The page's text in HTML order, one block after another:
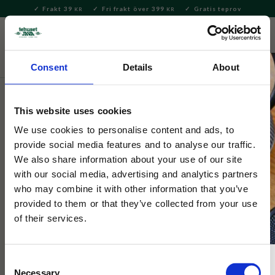
Consent Details About
This website uses cookies
We use cookies to personalise content and ads, to
provide social media features and to analyse our traffic.
We also share information about your use of our site
with our social media, advertising and analytics partners
who may combine it with other information that you’ve
provided to them or that they’ve collected from your use
of their services.
Necessary
Meny
Frakt 39 KR Fri frakt över 399 KR Gratis teprov
Servering & Dukning
Tokyo Design
Chopsticks Blue Flower 5 par
Set med 5 par ätpinnar i bambu, dekorerade i ett vackert blått
blommigt motiv. Kommer i en fin presentlåda i samma motiv.